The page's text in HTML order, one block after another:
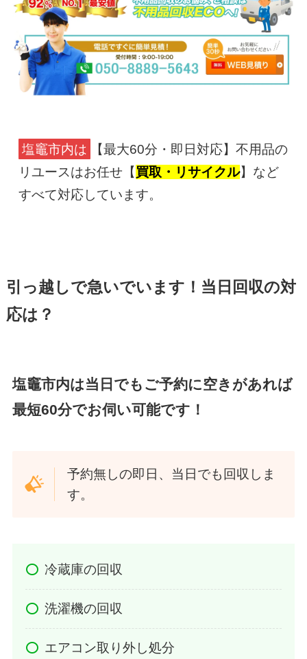
塩竈市内は
【最大60分・即日対応】不用品の
リユースはお任せ【 買取・リサイクル】など
すべて対応しています。
引っ越しで急いでいます！当日回収の対
応は？
塩竈市内は当日でもご予約に空きがあれば
最短60分でお伺い可能です！
予約無しの即日、当日でも回収しま
す。
冷蔵庫の回収
洗濯機の回収
エアコン取り外し処分